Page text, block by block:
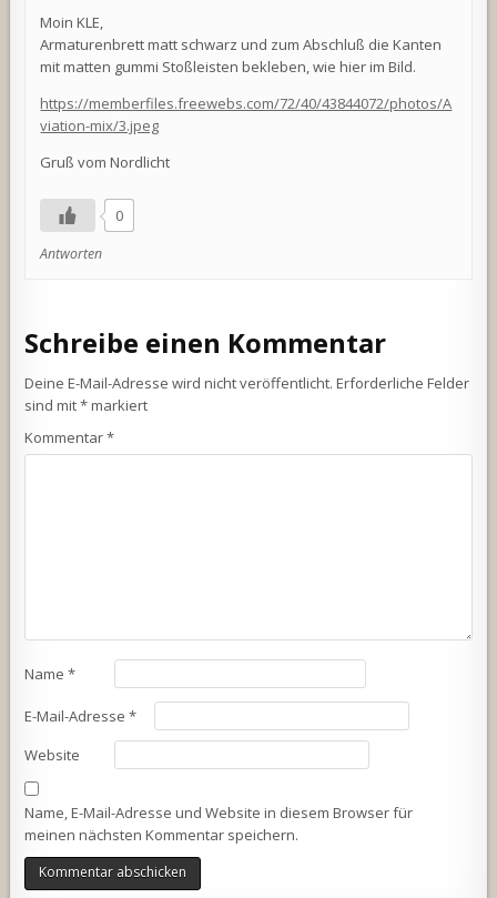
Moin KLE,
Armaturenbrett matt schwarz und zum Abschluß die Kanten
mit matten gummi Stoßleisten bekleben, wie hier im Bild.
https://memberfiles.freewebs.com/72/40/43844072/photos/A
viation-mix/3.jpeg
Gruß vom Nordlicht
0
Antworten
Schreibe einen Kommentar
Deine E-Mail-Adresse wird nicht veröffentlicht. Erforderliche Felder
sind mit*markiert
Kommentar*
Name*
E-Mail-Adresse*
Website
Name, E-Mail-Adresse und Website in diesem Browser für
meinen nächsten Kommentar speichern.